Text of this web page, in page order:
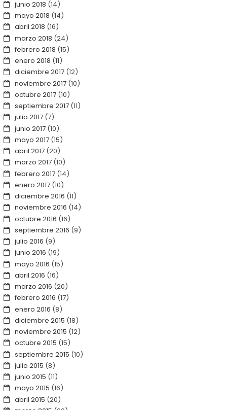
junio 2018 (14)
mayo 2018 (14)
abril 2018 (16)
marzo 2018 (24)
febrero 2018 (15)
enero 2018 (11)
diciembre 2017(12)
noviembre 2017(10)
octubre 2017(10)
septiembre 2017(11)
julio 2017(7)
junio 2017(10)
mayo 2017(15)
abril 2017(20)
marzo 2017(10)
febrero 2017(14)
enero 2017(10)
diciembre 2016 (11)
noviembre 2016 (14)
octubre 2016 (16)
septiembre 2016 (9)
julio 2016 (9)
junio 2016 (19)
mayo 2016 (15)
abril 2016 (16)
marzo 2016 (20)
febrero 2016 (17)
enero 2016 (8)
diciembre 2015 (18)
noviembre 2015 (12)
octubre 2015 (15)
septiembre 2015 (10)
julio 2015 (8)
junio 2015 (11)
mayo 2015 (16)
abril 2015 (20)